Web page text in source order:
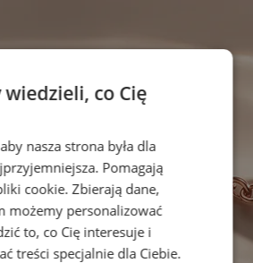
wiedzieli, co Cię
nasza strona była dla
Pomagają
cookie. Zbierają dane,
możemy personalizować
to, co Cię interesuje i
treści specjalnie dla Ciebie.